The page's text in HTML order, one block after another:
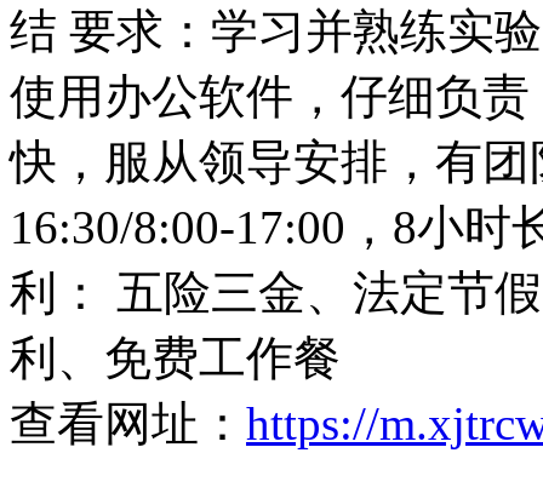
结 要求：学习并熟练实
使用办公软件，仔细负
快，服从领导安排，有
16:30/8:00-17:00，8小
利： 五险三金、法定节
利、免费工作餐
查看网址： https://